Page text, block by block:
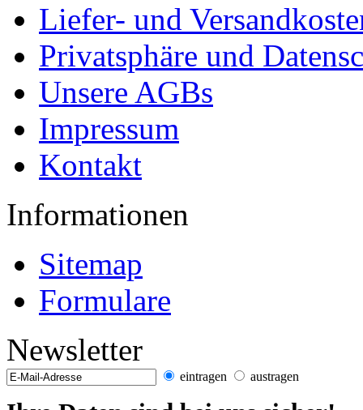
Liefer- und
Privatsphäre und
Unsere AGBs
Impressum
Kontakt
Informationen
Sitemap
Formulare
Newsletter
eintragen austragen